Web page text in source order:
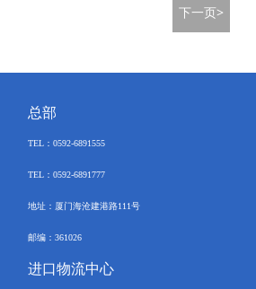
下一页>
总部
TEL ：0592-6891555
TEL：0592-6891777
地址：厦门海沧建港路111号
邮编：361026
进口物流中心